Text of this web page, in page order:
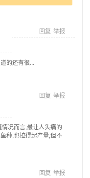
回复 举报
的还有很...
回复 举报
况而言,最让人头痛的
种,也拉得起产量,但不
回复 举报